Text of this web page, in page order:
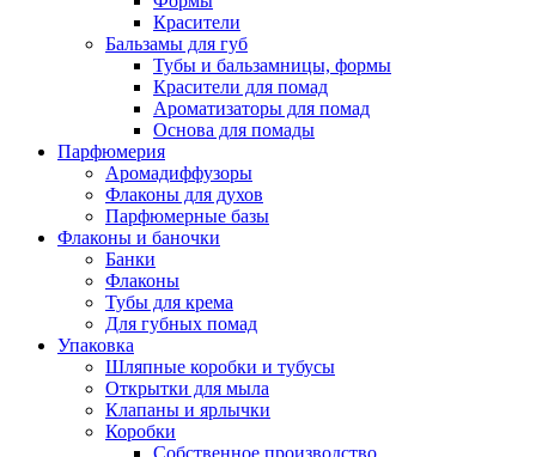
Красители
Бальзамы для губ
Тубы и бальзамницы, формы
Красители для помад
Ароматизаторы для помад
Основа для помады
Парфюмерия
Аромадиффузоры
Флаконы для духов
Парфюмерные базы
Флаконы и баночки
Банки
Флаконы
Тубы для крема
Для губных помад
Упаковка
Шляпные коробки и тубусы
Открытки для мыла
Клапаны и ярлычки
Коробки
Собственное производство